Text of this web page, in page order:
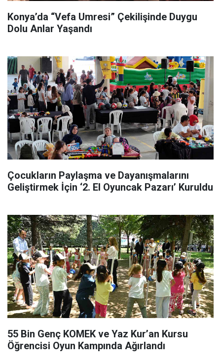
Konya’da “Vefa Umresi” Çekilişinde Duygu
Dolu Anlar Yaşandı
Çocukların Paylaşma ve Dayanışmalarını
Geliştirmek İçin ‘2. El Oyuncak Pazarı’ Kuruldu
55 Bin Genç KOMEK ve Yaz Kur’an Kursu
Öğrencisi Oyun Kampında Ağırlandı